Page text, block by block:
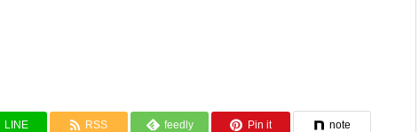
LINE RSS feedly Pin it note